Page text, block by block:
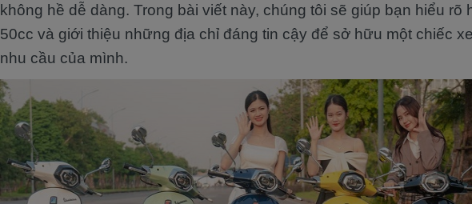
không hề dễ dàng. Trong bài viết này, chúng tôi sẽ giúp bạn hiểu rõ
50cc và giới thiệu những địa chỉ đáng tin cậy để sở hữu một chiếc
nhu cầu của mình.